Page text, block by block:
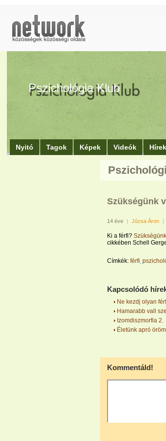
Pszichológia Klub
Nyitó Tagok Képek Videók Hírek
Szükségünk
14 éve | Józsa Áron |
Ki a férfi?
cikkében Schell
Címkék: férfi
Kapcsolódó
Ne kezdj olyan
Hamarabb vall
Izomdiszmorfia 2.
Életünk apró
Kommentáld!